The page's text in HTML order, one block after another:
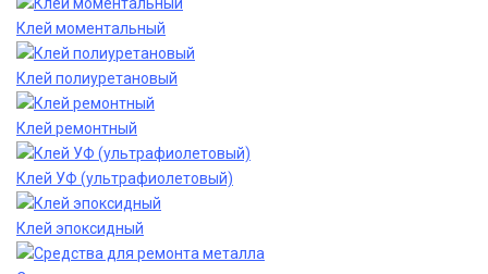
Клей моментальный
Клей полиуретановый
Клей ремонтный
Клей УФ (ультрафиолетовый)
Клей эпоксидный